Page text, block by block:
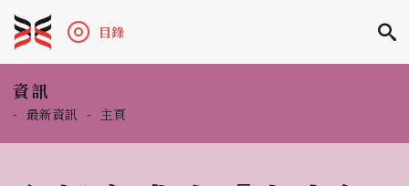
目錄
資訊
- 最新資訊 - 主頁